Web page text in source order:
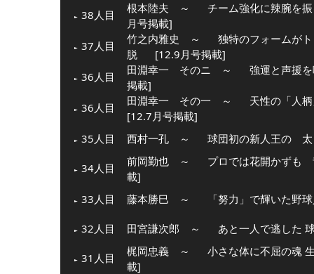
38人目
根本陸夫 ～
チーム強化に辣腕を
月号掲載]
37人目
竹之内雅史 ～
独特のフォームが
脱
[12.9月号掲載]
36人目
田淵幸一 そのニ ～
強運と声援
掲載]
36人目
田淵幸一 その一 ～
天性の「人
[12.7月号掲載]
35人目
西村一孔 ～ 球団初の新人王の 太
34人目 前岡勤也 ～
プロでは花開かずも
載]
33人目
藤本勝巳 ～ 「努力」で輝いた野
32人目 田宮謙次郎 ～ あと一人で逃した
31人目 梶岡忠義 ～
小さな体に不屈の魂
載]